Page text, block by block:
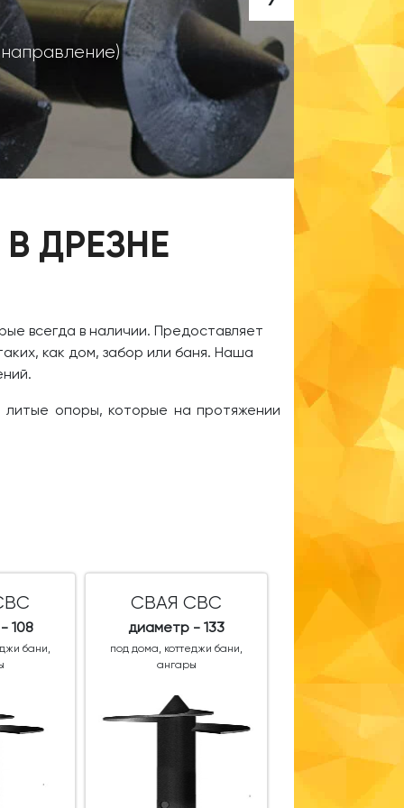
-
ДРЕЗНЕ
всегда в наличии. Предоставляет
как дом, забор или баня. Наша
литые опоры, которые на протяжении
108
бани,
СВАЯ СВС
диаметр - 133
под дома, коттеджи бани,
ангары